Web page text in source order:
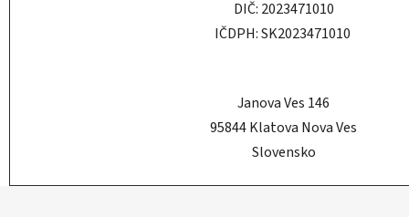
DIČ: 2023471010
IČDPH: SK2023471010
Janova Ves 146
95844 Klatova Nova Ves
Slovensko